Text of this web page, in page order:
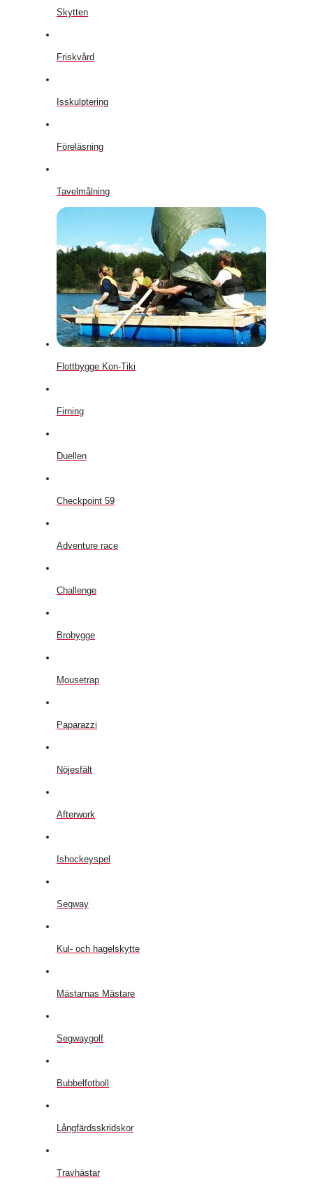
Skytten
Friskvård
Isskulptering
Föreläsning
Tavelmålning
Flottbygge Kon-Tiki
Firning
Duellen
Checkpoint 59
Adventure race
Challenge
Brobygge
Mousetrap
Paparazzi
Nöjesfält
Afterwork
Ishockeyspel
Segway
Kul- och hagelskytte
Mästarnas Mästare
Segwaygolf
Bubbelfotboll
Långfärdsskridskor
Travhästar